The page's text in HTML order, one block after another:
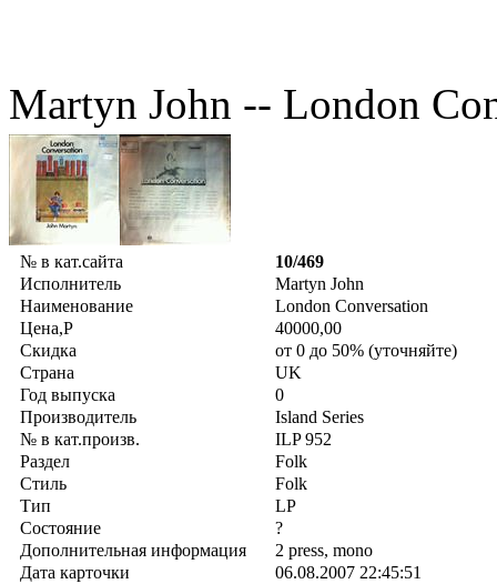
Martyn John -- London
№ в кат.сайта
10/469
Исполнитель
Martyn John
Наименование
London Conversation
Цена,Р
40000,00
Скидка
от 0 до 50% (уточняйте)
Страна
UK
Год выпуска
0
Производитель
Island Series
№ в кат.произв.
ILP 952
Раздел
Folk
Стиль
Folk
Тип
LP
Состояние
?
Дополнительная информация
2 press, mono
Дата карточки
06.08.2007 22:45:51